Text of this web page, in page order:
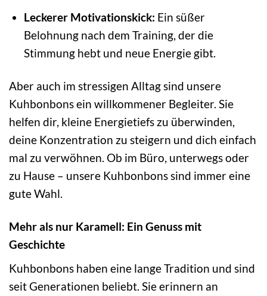
Leckerer Motivationskick: Ein süßer
Belohnung nach dem Training, der die
Stimmung hebt und neue Energie gibt.
Aber auch im stressigen Alltag sind unsere
Kuhbonbons ein willkommener Begleiter. Sie
helfen dir, kleine Energietiefs zu überwinden,
deine Konzentration zu steigern und dich einfach
mal zu verwöhnen. Ob im Büro, unterwegs oder
zu Hause – unsere Kuhbonbons sind immer eine
gute Wahl.
Mehr als nur Karamell: Ein Genuss mit
Geschichte
Kuhbonbons haben eine lange Tradition und sind
seit Generationen beliebt. Sie erinnern an